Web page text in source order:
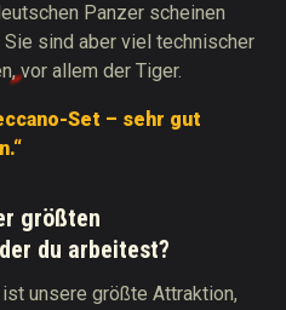
Panzer scheinen
sind aber viel technischer
vor allem der Tiger.
Set – sehr gut
größten
du arbeitest?
ist unsere größte Attraktion,